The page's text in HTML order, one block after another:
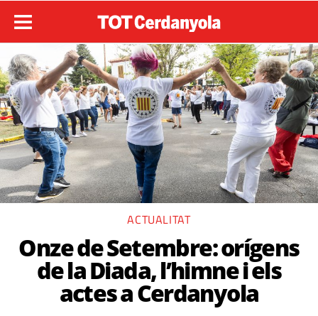
ACTUALITAT
Onze de Setembre: orígens
de la Diada, l’himne i els
actes a Cerdanyola